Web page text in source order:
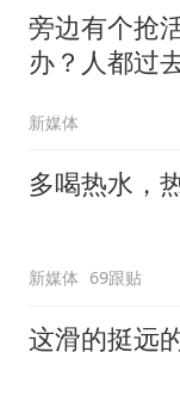
旁边有个抢
办？人都过
新媒体
多喝热水，
新媒体 69跟贴
这滑的挺远